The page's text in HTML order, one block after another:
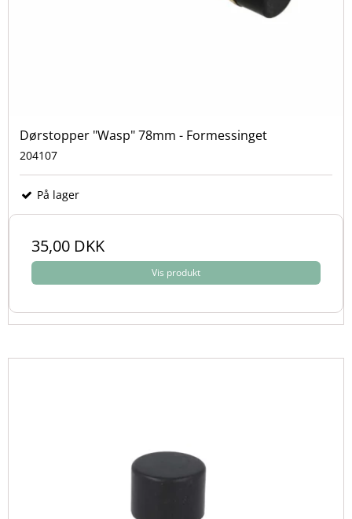
Dørstopper "Wasp" 78mm - Formessinget
204107
På lager
35,00 DKK
Vis produkt